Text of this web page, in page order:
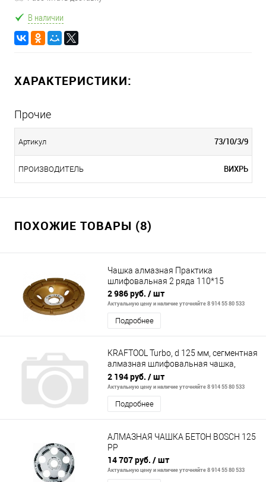
В наличии
ХАРАКТЕРИСТИКИ:
Прочие
Артикул 73/10/3/9
ПРОИЗВОДИТЕЛЬ ВИХРЬ
ПОХОЖИЕ ТОВАРЫ (8)
Чашка алмазная Практика
шлифовальная 2 ряда 110*15
2 986 руб. / шт
Актуальную цену и наличие уточняйте 8 914 55 80 533
Подробнее
KRAFTOOL Turbo, d 125 мм, сегментная
алмазная шлифовальная чашка,
INDUSTRIAL (33368-125)
2 194 руб. / шт
Актуальную цену и наличие уточняйте 8 914 55 80 533
Подробнее
АЛМАЗНАЯ ЧАШКА БЕТОН BOSCH 125
РР
14 707 руб. / шт
Актуальную цену и наличие уточняйте 8 914 55 80 533